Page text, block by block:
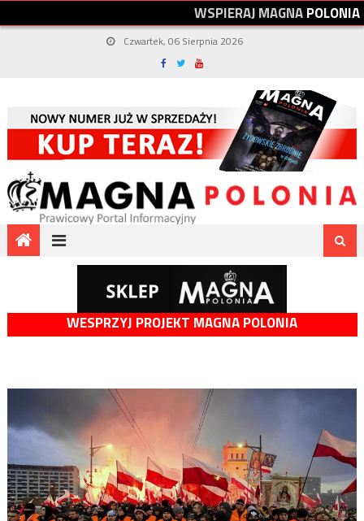
WSPIERAJMAGNAPOLONIA
Czwartek, 06 Sierpnia 2026
WESPRZYJ PROJEKT MAGNA POLONIA